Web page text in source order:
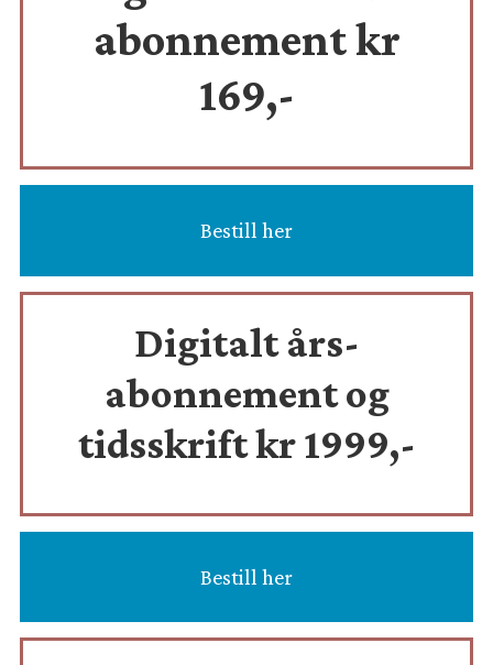
abonnement kr
169,-
Bestill her
Digitalt års-
abonnement og
tidsskriftkr 1999,-
Bestill her